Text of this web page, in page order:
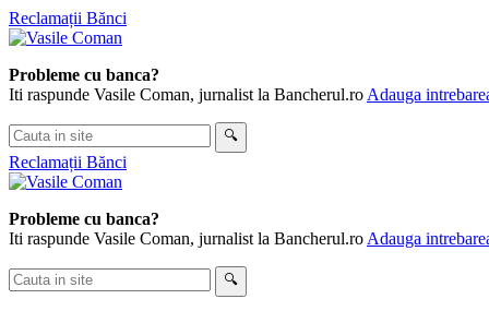
Skip
to
Reclamații Bănci
Probleme cu banca?
Iti raspunde Vasile Coman, jurnalist la Bancherul.ro Adauga
Cauta
in
site
🔍
Reclamații Bănci
Probleme cu banca?
Iti raspunde Vasile Coman, jurnalist la Bancherul.ro Adauga
Cauta
in
🔍